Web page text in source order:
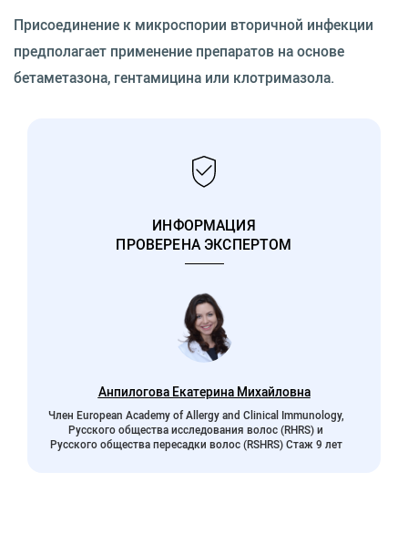
Присоединение к микроспории вторичной инфекции
предполагает применение препаратов на основе
бетаметазона, гентамицина или клотримазола.
ИНФОРМАЦИЯ
ПРОВЕРЕНА ЭКСПЕРТОМ
Анпилогова Екатерина Михайловна
Член European Academy of Allergy and Clinical Immunology,
Русского общества исследования волос (RHRS) и
Русского общества пересадки волос (RSHRS) Стаж 9 лет